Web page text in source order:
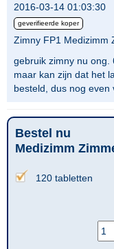
2016-03-14 01:03:30
geverifieerde koper
Zimny FP1 Medizimm
gebruik zimny nu ong.
maar kan zijn dat het
besteld, dus nog even
Bestel nu
Medizimm
120 tabletten